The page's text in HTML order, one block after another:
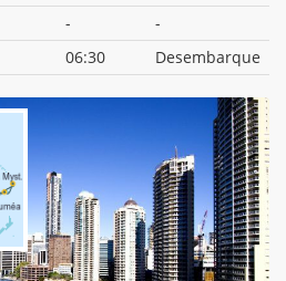
-
-
06:30 Desembarque